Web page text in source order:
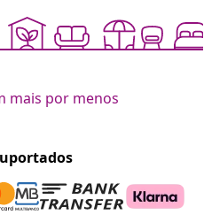
mais por menos